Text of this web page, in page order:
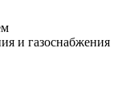
и газоснабжения